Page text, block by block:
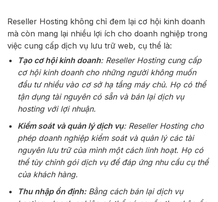
Reseller Hosting không chỉ đem lại cơ hội kinh doanh
mà còn mang lại nhiều lợi ích cho doanh nghiệp trong
việc cung cấp dịch vụ lưu trữ web, cụ thể là:
Tạo cơ hội kinh doanh: Reseller Hosting cung cấp
cơ hội kinh doanh cho những người không muốn
đầu tư nhiều vào cơ sở hạ tầng máy chủ. Họ có thể
tận dụng tài nguyên có sẵn và bán lại dịch vụ
hosting với lợi nhuận.
Kiểm soát và quản lý dịch vụ: Reseller Hosting cho
phép doanh nghiệp kiểm soát và quản lý các tài
nguyên lưu trữ của mình một cách linh hoạt. Họ có
thể tùy chỉnh gói dịch vụ để đáp ứng nhu cầu cụ thể
của khách hàng.
Thu nhập ổn định:Bằng cách bán lại dịch vụ